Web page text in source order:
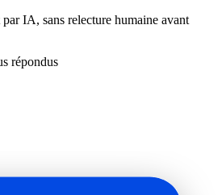
IA, sans relecture humaine avant
répondus